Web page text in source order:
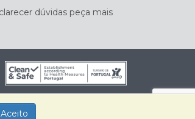
dúvidas peça mais
Aceito